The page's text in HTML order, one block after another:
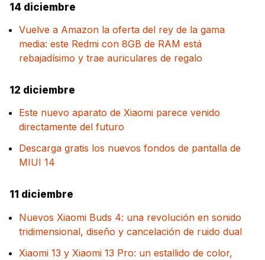
14 diciembre
Vuelve a Amazon la oferta del rey de la gama
media: este Redmi con 8GB de RAM está
rebajadísimo y trae auriculares de regalo
12 diciembre
Este nuevo aparato de Xiaomi parece venido
directamente del futuro
Descarga gratis los nuevos fondos de pantalla de
MIUI 14
11 diciembre
Nuevos Xiaomi Buds 4: una revolución en sonido
tridimensional, diseño y cancelación de ruido dual
Xiaomi 13 y Xiaomi 13 Pro: un estallido de color,